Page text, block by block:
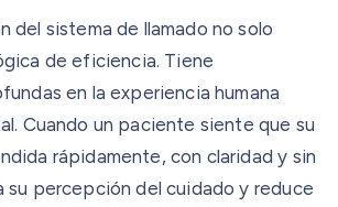
del sistema de llamado no solo
de eficiencia. Tiene
en la experiencia humana
Cuando un paciente siente que su
rápidamente, con claridad y sin
su percepción del cuidado y reduce